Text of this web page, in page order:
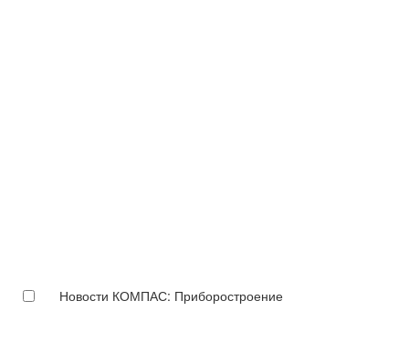
Новости КОМПАС: Приборостроение